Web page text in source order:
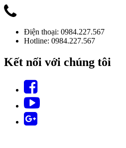
Điện thoại: 0984.227.567
Hotline: 0984.227.567
Kết nối với chúng tôi